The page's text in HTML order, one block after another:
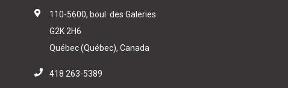
110-5600, boul. des Galeries
G2K 2H6
Québec (Québec), Canada
418 263-5389